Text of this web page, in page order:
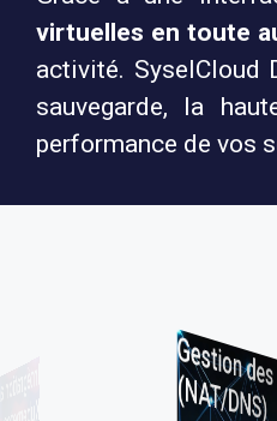
virtuelles en toute
activité. SyselCloud
sauvegarde, la
performance de vos
G
e
s
tio
n
d
e
s
ad
resses IP
A
T
/D
N
S